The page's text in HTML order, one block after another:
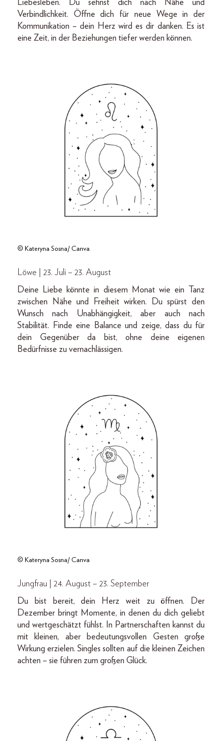
Liebesleben. Du sehnst dich nach Nähe und
Verbindlichkeit. Öffne dich für neue Wege in der
Kommunikation – dein Herz wird es dir danken. Es ist
eine Zeit, in der Beziehungen tiefer werden können.
© Kateryna Sosna/ Canva
Löwe | 23. Juli – 23. August
Deine Liebe könnte in diesem Monat wie ein Tanz
zwischen Nähe und Freiheit wirken. Du spürst den
Wunsch nach Unabhängigkeit, aber auch nach
Stabilität. Finde eine Balance und zeige, dass du für
dein Gegenüber da bist, ohne deine eigenen
Bedürfnisse zu vernachlässigen.
© Kateryna Sosna/ Canva
Jungfrau | 24. August – 23. September
Du bist bereit, dein Herz weit zu öffnen. Der
Dezember bringt Momente, in denen du dich geliebt
und wertgeschätzt fühlst. In Partnerschaften kannst du
mit kleinen, aber bedeutungsvollen Gesten große
Wirkung erzielen. Singles sollten auf die kleinen Zeichen
achten – sie führen zum großen Glück.